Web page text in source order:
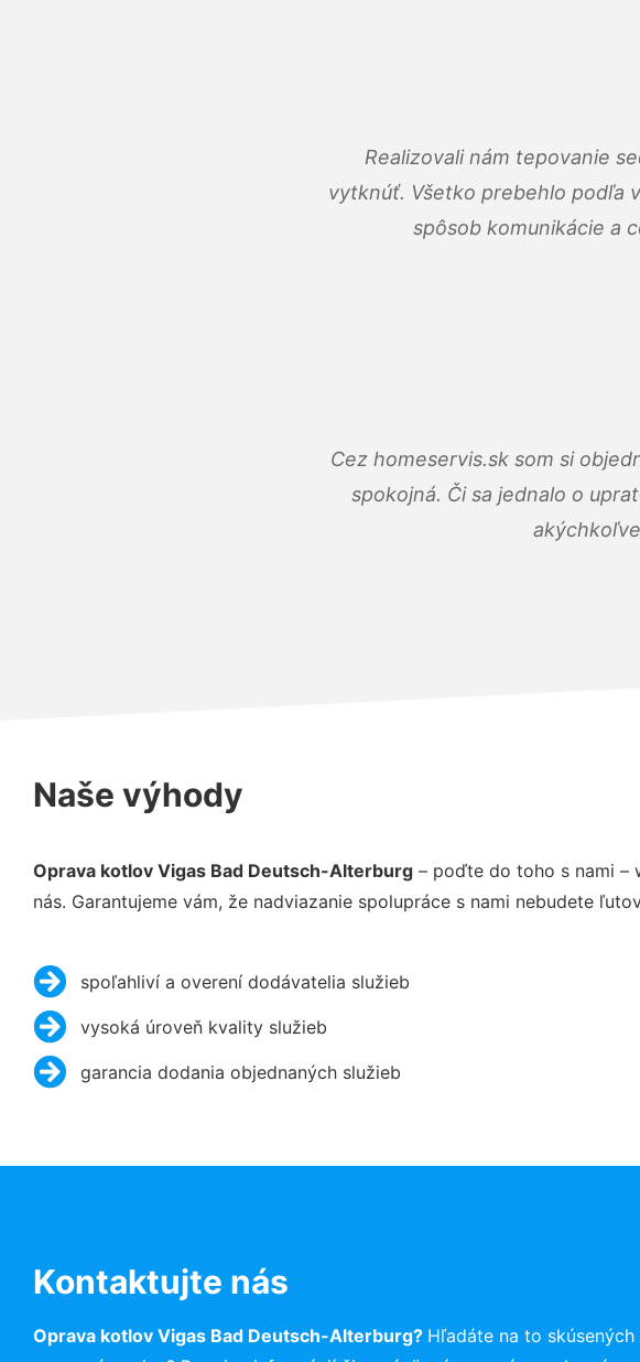
Realizovali nám tepovanie
vytknúť. Všetko prebehlo podľa
spôsob komunikácie a
Cez homeservis.sk som si
spokojná. Či sa jednalo o
Naše výhody
Oprava kotlov Vigas Bad Deutsch-Alterburg – poďte do toho s nami –
nás. Garantujeme vám, že nadviazanie spolupráce s nami nebudete
spoľahliví a overení dodávatelia služieb
vysoká úroveň kvality služieb
garancia dodania objednaných služieb
Kontaktujte nás
Oprava kotlov Vigas Bad Deutsch-Alterburg? Hľadáte na to